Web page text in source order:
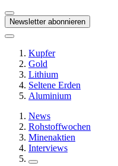
Newsletter abonnieren
Kupfer
Gold
Lithium
Seltene Erden
Aluminium
News
Rohstoffwochen
Minenaktien
Interviews